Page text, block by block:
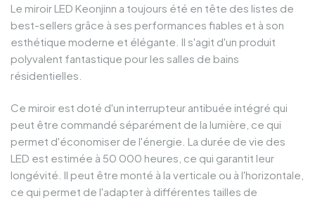
Le miroir LED Keonjinn a toujours été en tête des listes de
best-sellers grâce à ses performances fiables et à son
esthétique moderne et élégante. Il s'agit d'un produit
polyvalent fantastique pour les salles de bains
résidentielles.
Ce miroir est doté d'un interrupteur antibuée intégré qui
peut être commandé séparément de la lumière, ce qui
permet d'économiser de l'énergie. La durée de vie des
LED est estimée à 50 000 heures, ce qui garantit leur
longévité. Il peut être monté à la verticale ou à l'horizontale,
ce qui permet de l'adapter à différentes tailles de